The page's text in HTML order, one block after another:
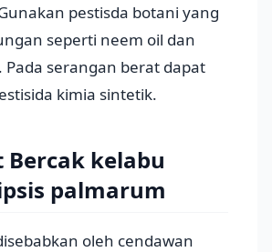
pestisda botani yang
seperti neem oil dan
Pada serangan berat dapat
kimia sintetik.
Bercak kelabu
palmarum
oleh cendawan